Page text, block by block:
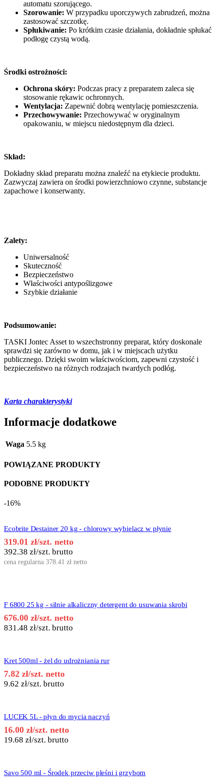
automatu szorującego.
Szorowanie: W przypadku uporczywych zabrudzeń, można
zastosować szczotkę.
Spłukiwanie: Po krótkim czasie działania, dokładnie spłukać
podłogę czystą wodą.
Środki ostrożności:
Ochrona skóry: Podczas pracy z preparatem zaleca się
stosowanie rękawic ochronnych.
Wentylacja: Zapewnić dobrą wentylację pomieszczenia.
Przechowywanie: Przechowywać w oryginalnym
opakowaniu, w miejscu niedostępnym dla dzieci.
Skład:
Dokładny skład preparatu można znaleźć na etykiecie produktu.
Zazwyczaj zawiera on środki powierzchniowo czynne, substancje
zapachowe i konserwanty.
Zalety:
Uniwersalność
Skuteczność
Bezpieczeństwo
Właściwości antypoślizgowe
Szybkie działanie
Podsumowanie:
TASKI Jontec Asset to wszechstronny preparat, który doskonale
sprawdzi się zarówno w domu, jak i w miejscach użytku
publicznego. Dzięki swoim właściwościom, zapewni czystość i
bezpieczeństwo na różnych rodzajach twardych podłóg.
Karta charakterystyki
Informacje dodatkowe
Waga 5.5 kg
POWIĄZANE PRODUKTY
PODOBNE PRODUKTY
-16%
Ecobrite Destainer 20 kg - chlorowy wybielacz w płynie
319.01 zł/szt. netto
392.38 zł/szt. brutto
cena regularna 378.41 zł netto
F 6800 25 kg - silnie alkaliczny detergent do usuwania skrobi
676.00 zł/szt. netto
831.48 zł/szt. brutto
Kret 500ml - żel do udrożniania rur
7.82 zł/szt. netto
9.62 zł/szt. brutto
LUCEK 5L - płyn do mycia naczyń
16.00 zł/szt. netto
19.68 zł/szt. brutto
Savo 500 ml - Środek przeciw pleśni i grzybom